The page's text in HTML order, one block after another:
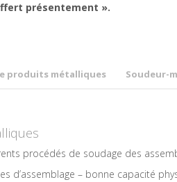
présentement ».
produits métalliques Soudeur-
procédés de soudage des
d’assemblage – bonne capacité